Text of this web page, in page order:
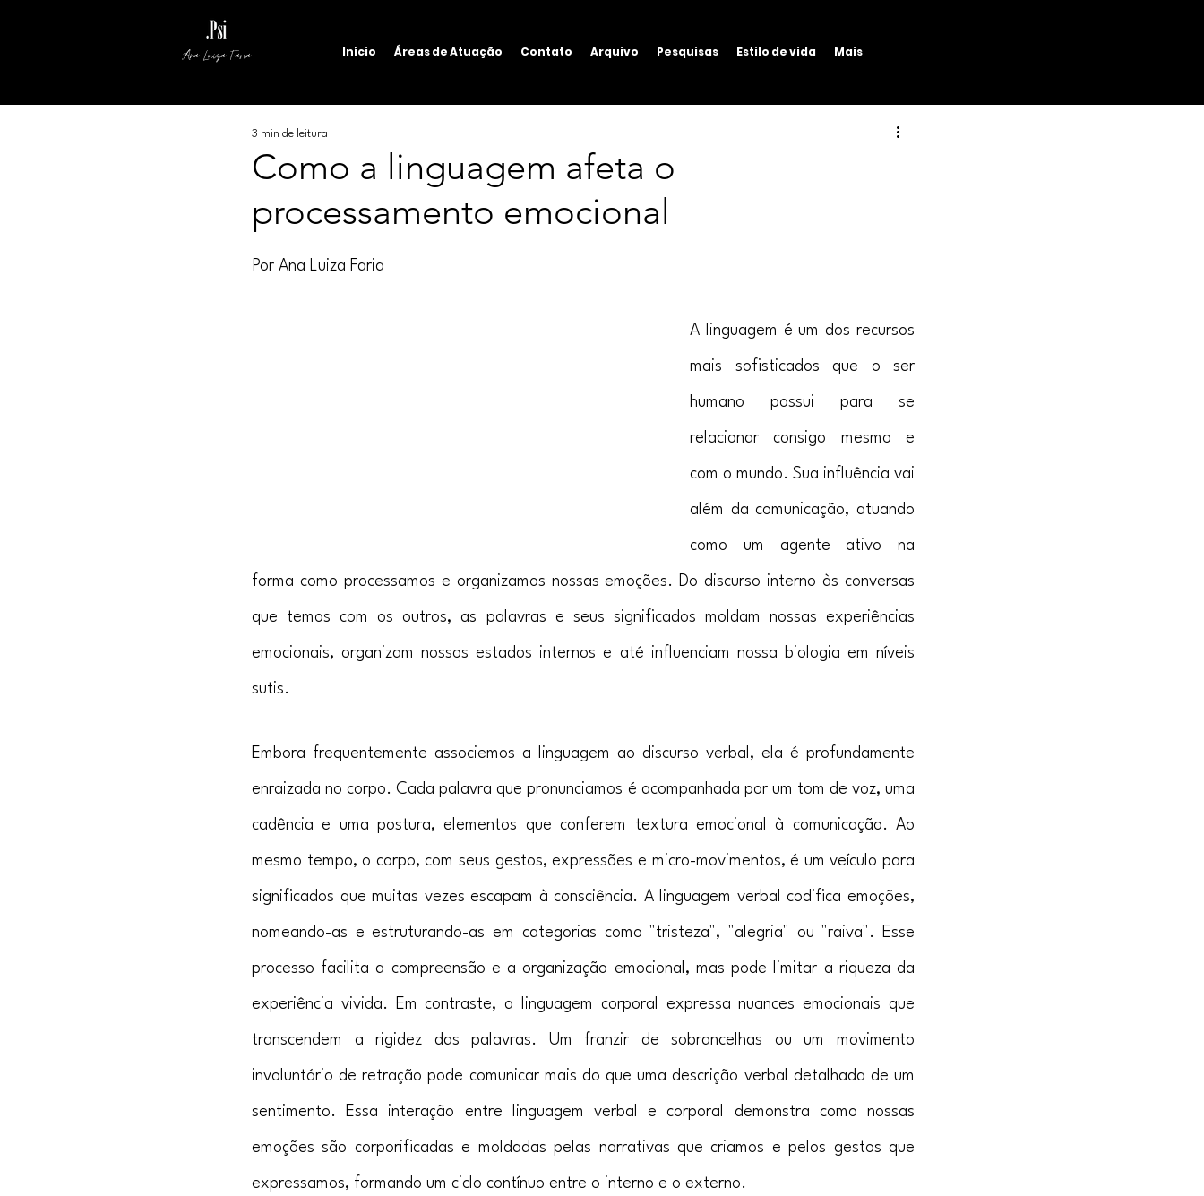
Ana Luiza Faria Início Áreas de Atuação Contato Arquivo Pesquisas Estilo de vida Mais
Como a linguagem afeta o
processamento emocional
3 min de leitura
Por Ana Luiza Faria
A linguagem é um dos recursos
mais sofisticados que o ser
humano possui para se
relacionar consigo mesmo e
com o mundo. Sua influência vai
além da comunicação, atuando
como um agente ativo na
forma como processamos e organizamos nossas emoções. Do discurso interno às conversas
que temos com os outros, as palavras e seus significados moldam nossas experiências
emocionais, organizam nossos estados internos e até influenciam nossa biologia em níveis
sutis.
Embora frequentemente associemos a linguagem ao discurso verbal, ela é profundamente
enraizada no corpo. Cada palavra que pronunciamos é acompanhada por um tom de voz, uma
cadência e uma postura, elementos que conferem textura emocional à comunicação. Ao
mesmo tempo, o corpo, com seus gestos, expressões e micro-movimentos, é um veículo para
significados que muitas vezes escapam à consciência. A linguagem verbal codifica emoções,
nomeando-as e estruturando-as em categorias como "tristeza", "alegria" ou "raiva". Esse
processo facilita a compreensão e a organização emocional, mas pode limitar a riqueza da
experiência vivida. Em contraste, a linguagem corporal expressa nuances emocionais que
transcendem a rigidez das palavras. Um franzir de sobrancelhas ou um movimento
involuntário de retração pode comunicar mais do que uma descrição verbal detalhada de um
sentimento. Essa interação entre linguagem verbal e corporal demonstra como nossas
emoções são corporificadas e moldadas pelas narrativas que criamos e pelos gestos que
expressamos, formando um ciclo contínuo entre o interno e o externo.